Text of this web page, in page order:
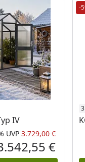
IV
Rabatt
UVP 3.729,00 €
€
-